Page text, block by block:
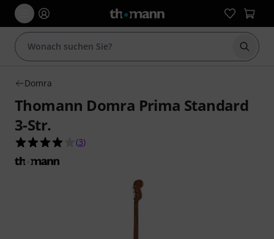
Suche
Domra
Thomann Domra Prima Standard
3-Str.
4.0 von 5 Sternen aus 3 Kundenbewertungen
(3)